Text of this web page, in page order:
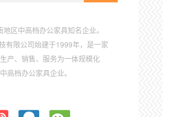
区中高档办公家具知名企业。
有限公司始建于1999年，是一家
产、销售、服务为一体规模化
高档办公家具企业。